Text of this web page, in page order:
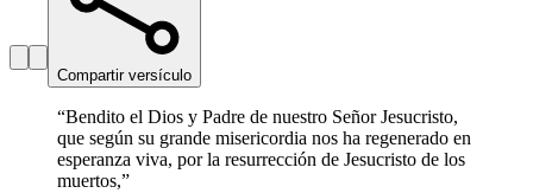
Compartir versículo
“Bendito el Dios y Padre de nuestro Señor Jesucristo,
que según su grande misericordia nos ha regenerado en
esperanza viva, por la resurrección de Jesucristo de los
muertos,”